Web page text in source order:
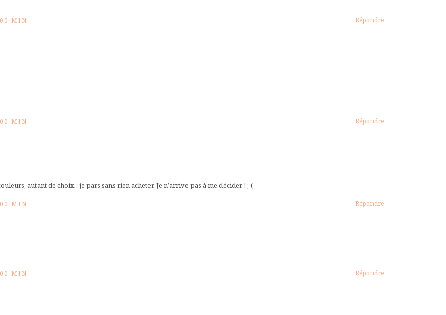
MIN Répondre
MIN Répondre
autant de choix : je pars sans rien acheter. Je n’arrive pas à me décider ! ;-(
MIN Répondre
MIN Répondre